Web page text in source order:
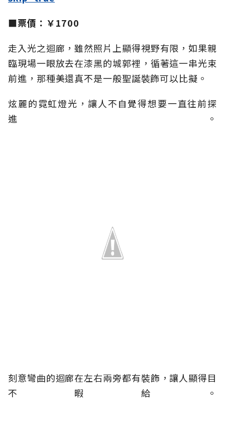
■票價：￥1700
走入光之迴廊，雖然照片上顯得視野有限，如果親
臨現場一眼放去在漆黑的城郭裡，循著這一串光束
前進，那種美還真不是一般聖誕裝飾可以比擬。
炫麗的霓虹燈光，讓人不自覺得想要一直往前探
進。
刻意彎曲的迴廊在左右兩旁都有裝飾，讓人顯得目
不暇給。